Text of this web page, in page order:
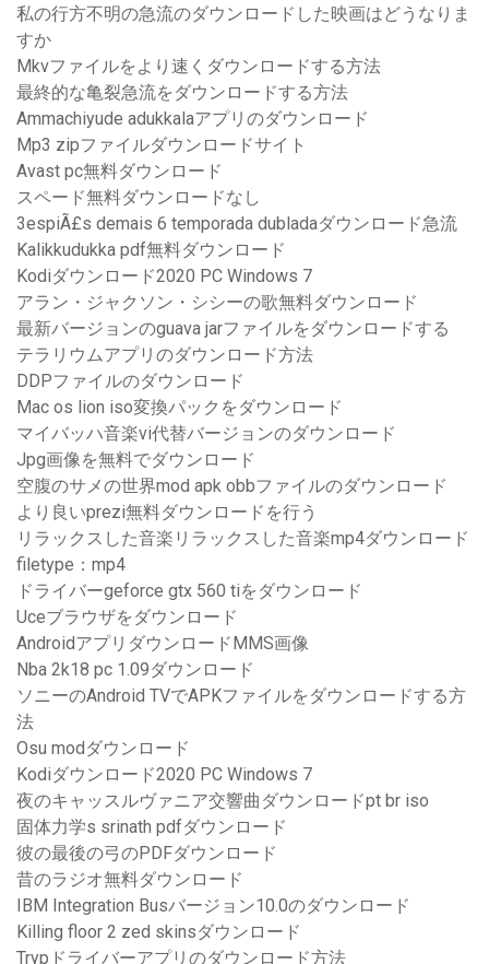
私の行方不明の急流のダウンロードした映画はどうなりま
すか
Mkvファイルをより速くダウンロードする方法
最終的な亀裂急流をダウンロードする方法
Ammachiyude adukkalaアプリのダウンロード
Mp3 zipファイルダウンロードサイト
Avast pc無料ダウンロード
スペード無料ダウンロードなし
3espiÃ£s demais 6 temporada dubladaダウンロード急流
Kalikkudukka pdf無料ダウンロード
Kodiダウンロード2020 PC Windows 7
アラン・ジャクソン・シシーの歌無料ダウンロード
最新バージョンのguava jarファイルをダウンロードする
テラリウムアプリのダウンロード方法
DDPファイルのダウンロード
Mac os lion iso変換パックをダウンロード
マイバッハ音楽vi代替バージョンのダウンロード
Jpg画像を無料でダウンロード
空腹のサメの世界mod apk obbファイルのダウンロード
より良いprezi無料ダウンロードを行う
リラックスした音楽リラックスした音楽mp4ダウンロード
filetype：mp4
ドライバーgeforce gtx 560 tiをダウンロード
Uceブラウザをダウンロード
AndroidアプリダウンロードMMS画像
Nba 2k18 pc 1.09ダウンロード
ソニーのAndroid TVでAPKファイルをダウンロードする方
法
Osu modダウンロード
Kodiダウンロード2020 PC Windows 7
夜のキャッスルヴァニア交響曲ダウンロードpt br iso
固体力学s srinath pdfダウンロード
彼の最後の弓のPDFダウンロード
昔のラジオ無料ダウンロード
IBM Integration Busバージョン10.0のダウンロード
Killing floor 2 zed skinsダウンロード
Trypドライバーアプリのダウンロード方法